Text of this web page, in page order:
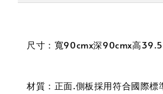
尺寸：寬90cmx深90cmx高
材質：正面.側板採用符合國際標